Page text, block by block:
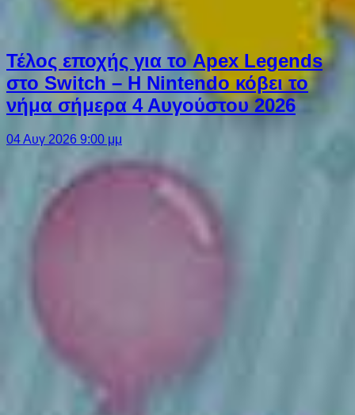
Τέλος εποχής για το Apex Legends
στο Switch – Η Nintendo κόβει το
νήμα σήμερα 4 Αυγούστου 2026
04 Αυγ 2026 9:00 μμ